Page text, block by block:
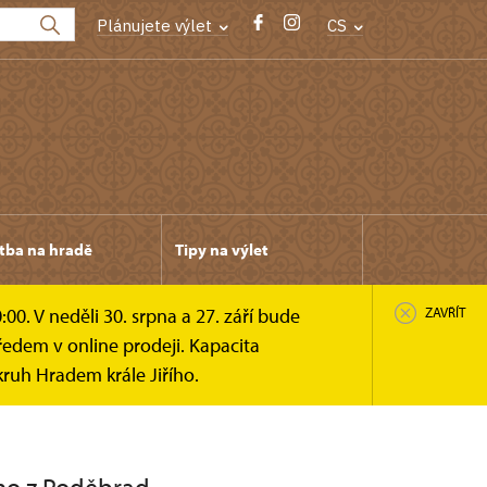
Plánujete výlet CS
na hradě Tipy na výlet
V neděli 30. srpna a 27. září bude
v online prodeji. Kapacita
Hradem krále Jiřího.
ZAVŘÍT